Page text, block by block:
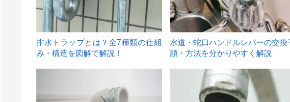
排水トラップとは？全7種類の仕組
み・構造を図解で解説！
水道・蛇口ハンドルレバーの交換
順・方法を分かりやすく解説